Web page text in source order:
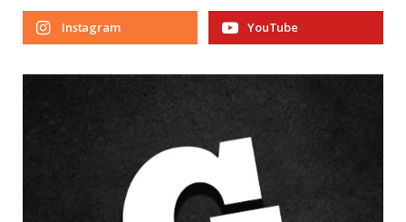
Instagram YouTube